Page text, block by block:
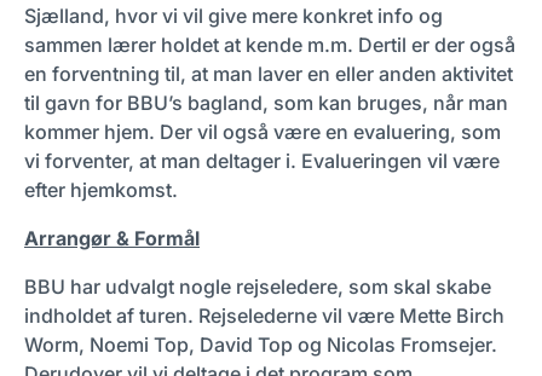
Sjælland, hvor vi vil give mere konkret info og
sammen lærer holdet at kende m.m. Dertil er der også
en forventning til, at man laver en eller anden aktivitet
til gavn for BBU’s bagland, som kan bruges, når man
kommer hjem. Der vil også være en evaluering, som
vi forventer, at man deltager i. Evalueringen vil være
efter hjemkomst.
Arrangør & Formål
BBU har udvalgt nogle rejseledere, som skal skabe
indholdet af turen. Rejselederne vil være Mette Birch
Worm, Noemi Top, David Top og Nicolas Fromsejer.